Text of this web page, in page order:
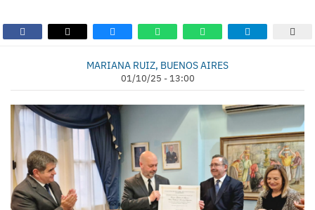
MARIANA RUIZ, BUENOS AIRES
01/10/25 - 13:00